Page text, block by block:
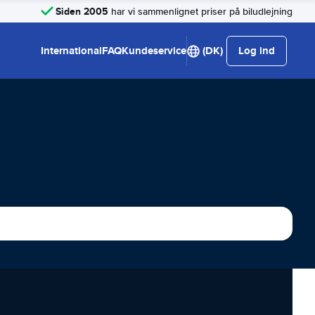
Siden 2005 har vi sammenlignet priser på biludlejning
InternationalFAQKundeservice (DK) Log ind